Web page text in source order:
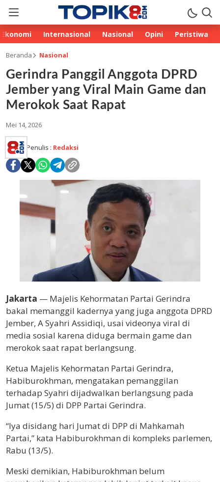
Ekonomi Internasional Nasional Opini Peristiwa
Beranda Nasional
Gerindra Panggil Anggota DPRD
Jember yang Viral Main Game dan
Merokok Saat Rapat
Mei 14, 2026
Penulis : Redaksi
Jakarta — Majelis Kehormatan Partai Gerindra
bakal memanggil kadernya yang juga anggota DPRD
Jember, A Syahri Assidiqi, usai videonya viral di
media sosial karena diduga bermain game dan
merokok saat rapat berlangsung.
Ketua Majelis Kehormatan Partai Gerindra,
Habiburokhman, mengatakan pemanggilan
terhadap Syahri dijadwalkan berlangsung pada
Jumat (15/5) di DPP Partai Gerindra.
“Iya disidang hari Jumat di DPP di Mahkamah
Partai,” kata Habiburokhman di kompleks parlemen,
Rabu (13/5).
Meski demikian, Habiburokhman belum